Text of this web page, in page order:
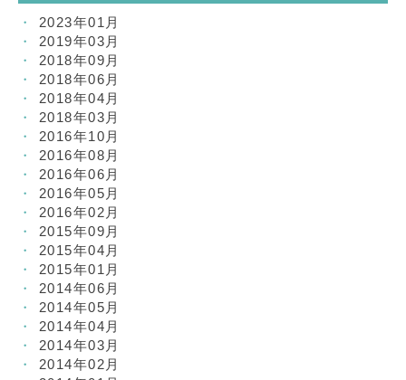
2023年01月
2019年03月
2018年09月
2018年06月
2018年04月
2018年03月
2016年10月
2016年08月
2016年06月
2016年05月
2016年02月
2015年09月
2015年04月
2015年01月
2014年06月
2014年05月
2014年04月
2014年03月
2014年02月